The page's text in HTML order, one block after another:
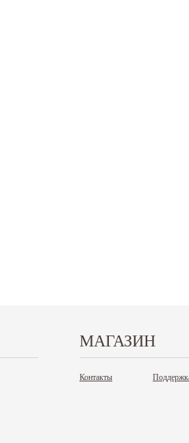
МАГАЗИН
Контакты